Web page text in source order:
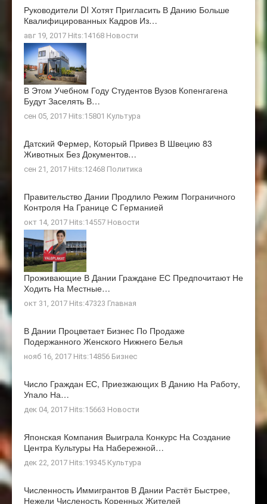
Руководители DI Хотят Пригласить В Данию Больше
Квалифицированных Кадров Из…
авг 19, 2017 Hits:14168 Новости
В Этом Учебном Году Студентов Вузов Копенгагена
Будут Заселять В…
сен 05, 2017 Hits:15801 Культура
Датский Фермер, Который Привез В Швецию 83
Животных Без Документов…
сен 21, 2017 Hits:12468 Политика
Правительство Дании Продлило Режим Пограничного
Контроля На Границе С Германией
окт 14, 2017 Hits:14557 Новости
Проживающие В Дании Граждане ЕС Предпочитают Не
Ходить На Местные…
окт 31, 2017 Hits:47323 Главная
В Дании Процветает Бизнес По Продаже
Подержанного Женского Нижнего Белья
нояб 16, 2017 Hits:14856 Бизнес
Число Граждан ЕС, Приезжающих В Данию На Работу,
Упало На…
дек 04, 2017 Hits:15663 Новости
Японская Компания Выиграла Конкурс На Создание
Центра Культуры На Набережной…
дек 22, 2017 Hits:19345 Культура
Численность Иммигрантов В Дании Растёт Быстрее,
Нежели Численость Коренных Жителей